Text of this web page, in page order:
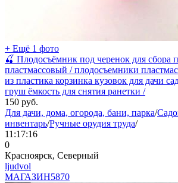
+ Ещё 1 фото
🍒 Плодосъёмник под черенок для сбора
пластмассовый / плодосъемники
из пластика корзинка кузовок для дачи
груш ёмкость для снятия ранетки /
150 руб.
Для дачи, дома, огорода, бани, парка/
инвентарь/Ручные орудия труда/
11:17:16
0
Красноярск, Северный
ljudvol
МАГАЗИН5870